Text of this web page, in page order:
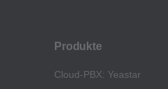
Produkte
Cloud-PBX: Yeastar